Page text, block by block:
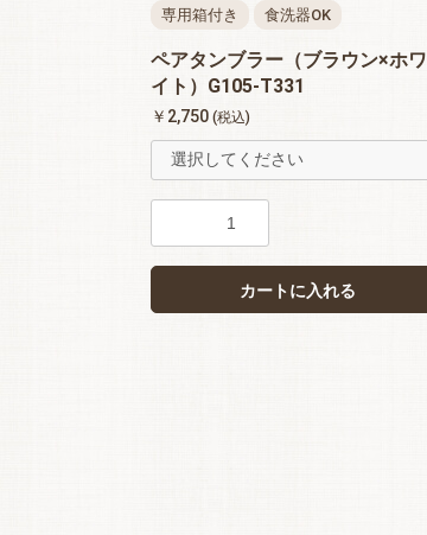
専用箱付き 食洗器OK
ペアタンブラー（ブラウン×ホワ
イト）G105-T331
￥2,750 (税込)
カートに入れる